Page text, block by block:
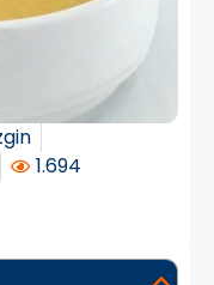
1.694